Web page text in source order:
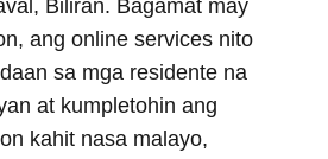
Biliran. Bagamat may
ang online services nito
sa mga residente na
at kumpletohin ang
kahit nasa malayo,